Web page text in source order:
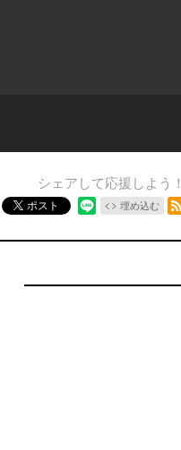
シェアして応援しよう！
ポスト 埋め込む